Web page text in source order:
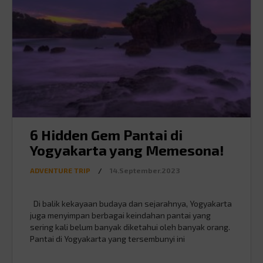
6 Hidden Gem Pantai di
Yogyakarta yang Memesona!
ADVENTURE TRIP / 14.September.2023
Di balik kekayaan budaya dan sejarahnya, Yogyakarta
juga menyimpan berbagai keindahan pantai yang
sering kali belum banyak diketahui oleh banyak orang.
Pantai di Yogyakarta yang tersembunyi ini